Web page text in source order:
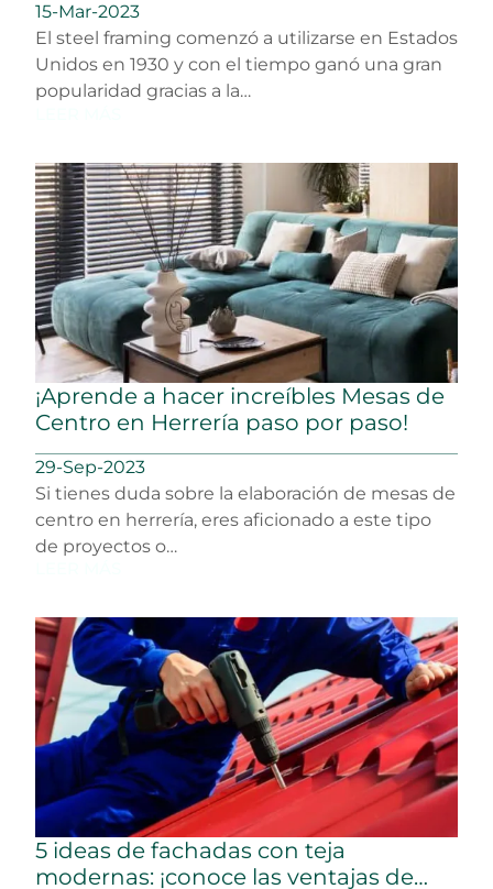
15-Mar-2023
El steel framing comenzó a utilizarse en Estados
Unidos en 1930 y con el tiempo ganó una gran
popularidad gracias a la…
¡Aprende a hacer increíbles Mesas de
Centro en Herrería paso por paso!
29-Sep-2023
Si tienes duda sobre la elaboración de mesas de
centro en herrería, eres aficionado a este tipo
de proyectos o…
5 ideas de fachadas con teja
modernas: ¡conoce las ventajas de